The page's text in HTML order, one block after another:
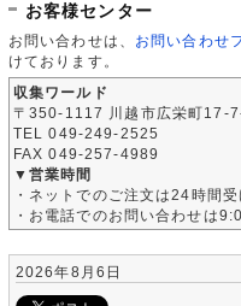
お客様センター
お問い合わせは、 お問い合わせ
けております。
収集ワールド
〒350-1117 川越市広栄町17-
TEL 049-249-2525
FAX 049-257-4989
▼営業時間
・ネットでのご注文は24時間
・お電話でのお問い合わせは
2026年8月6日